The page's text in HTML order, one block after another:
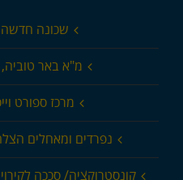
שכונה
מ"א באר טוביה,
מרכז ספורט
נפרדים ומאחלים
קונסטרוקציה/ סככה